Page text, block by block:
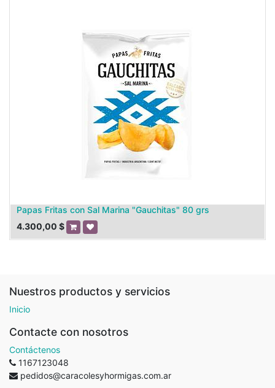
Papas Fritas con Sal Marina "Gauchitas" 80 grs
4.300,00 $
Nuestros productos y servicios
Inicio
Contacte con nosotros
Contáctenos
1167123048
pedidos@caracolesyhormigas.com.ar